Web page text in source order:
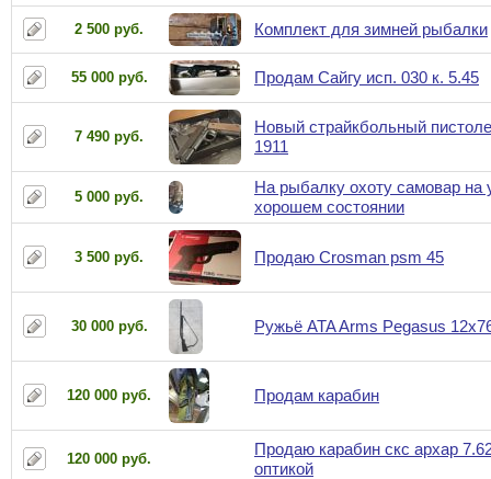
2 500 руб. Комплект для зимней рыбалки
55 000 руб. Продам Сайгу исп. 030 к. 5.45
7 490 руб.
Новый страйкбольный
1911
5 000 руб.
На рыбалку охоту самовар на
хорошем состоянии
3 500 руб. Продаю Crosman psm 45
30 000 руб. Ружьё ATA Arms Pegasus
120 000 руб. Продам карабин
120 000 руб.
Продаю карабин скс архар
оптикой